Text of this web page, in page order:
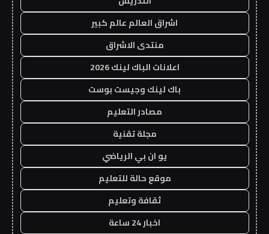
اشراق العالم عالم كبير
منتدى الاشراق
اعلانات الباك لينك 2026
باك لينك وجيست بوست
مصادر التعليم
مجلة تقنية
يو ان بي الرياضي
موقع حالة للتعليم
ثقافة وتعليم
اخبار 24 ساعة